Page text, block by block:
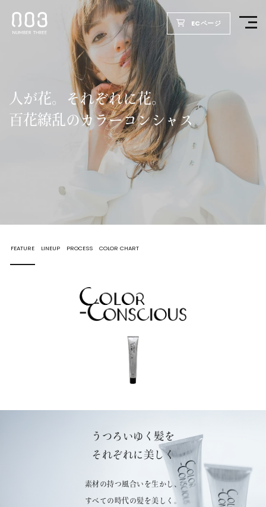
ECページ
人が花。それぞれに花。
百花繚乱のカラーコンシャス
FEATURE LINEUP PROCESS COLOR CHART
うつろいゆく髪を
それぞれに美しく
素材の持つ風合いを生かし、
すべての時代の髪を美しく。
TOP
PRODUCTS
WELLBEING REPORT
FOR SALON
RECRUIT